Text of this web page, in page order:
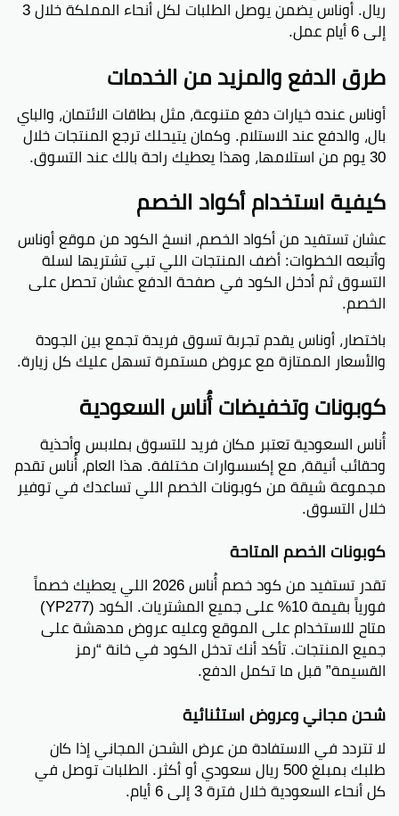
ريال. أوناس يضمن يوصل الطلبات لكل أنحاء المملكة خلال 3
إلى 6 أيام عمل.
طرق الدفع والمزيد من الخدمات
أوناس عنده خيارات دفع متنوعة، مثل بطاقات الائتمان، والباي
بال، والدفع عند الاستلام. وكمان يتيحلك ترجع المنتجات خلال
30 يوم من استلامها، وهذا يعطيك راحة بالك عند التسوق.
كيفية استخدام أكواد الخصم
عشان تستفيد من أكواد الخصم، انسخ الكود من موقع أوناس
وأتبعه الخطوات: أضف المنتجات اللي تبي تشتريها لسلة
التسوق ثم أدخل الكود في صفحة الدفع عشان تحصل على
الخصم.
باختصار، أوناس يقدم تجربة تسوق فريدة تجمع بين الجودة
والأسعار الممتازة مع عروض مستمرة تسهل عليك كل زيارة.
كوبونات وتخفيضات أُناس السعودية
أُناس السعودية تعتبر مكان فريد للتسوق بملابس وأحذية
وحقائب أنيقة، مع إكسسوارات مختلفة. هذا العام، أُناس تقدم
مجموعة شيقة من كوبونات الخصم اللي تساعدك في توفير
خلال التسوق.
كوبونات الخصم المتاحة
تقدر تستفيد من كود خصم أُناس 2026 اللي يعطيك خصماً
فورياً بقيمة 10% على جميع المشتريات. الكود (YP277)
متاح للاستخدام على الموقع وعليه عروض مدهشة على
جميع المنتجات. تأكد أنك تدخل الكود في خانة “رمز
القسيمة” قبل ما تكمل الدفع.
شحن مجاني وعروض استثنائية
لا تتردد في الاستفادة من عرض الشحن المجاني إذا كان
طلبك بمبلغ 500 ريال سعودي أو أكثر. الطلبات توصل في
كل أنحاء السعودية خلال فترة 3 إلى 6 أيام.